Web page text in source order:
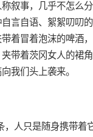
叙事，几乎不怎么
言自语、絮絮叨叨
着冒着泡沫的啤酒
带着茨冈女人的裙
我们头上袭来。
人只是随身携带着